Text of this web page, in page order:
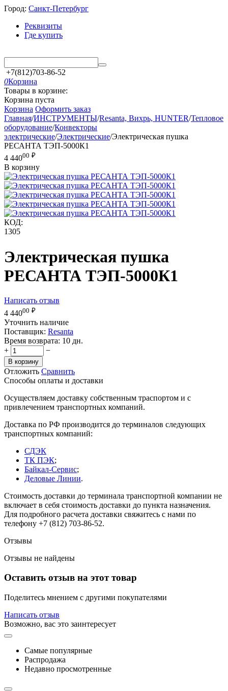
Город: Санкт-Петербург
Реквизиты
Где купить
+7(812)703-86-52
0Корзина
Товары в корзине:
Корзина пуста
Корзина Оформить заказ
Главная/ИНСТРУМЕНТЫ/Resanta, Вихрь, HUNTER/Тепловое
оборудование/Конвекторы
электрические/Электрические/Электрическая пушка
РЕСАНТА ТЭП-5000К1
4 44000 ₽
В корзину
КОД:
1305
Электрическая пушка
РЕСАНТА ТЭП-5000К1
Написать отзыв
4 44000 ₽
Уточнить наличие
Поставщик: Resanta
Время возврата: 10 дн.
+
−
В корзину
Отложить Сравнить
Способы оплаты и доставки
Осуществляем доставку собственным траспортом и с
привлечением транспортных компаний.
Доставка по РФ производится до терминалов следующих
транспортных компаний:
СДЭК
ТК ПЭК;
Байкал-Сервис;
Деловые Линии.
Стоимость доставки до терминала транспортной компании не
включает в себя стоимость доставки до пункта назначения.
Для подробного расчета доставки свяжитесь с нами по
телефону +7 (812) 703-86-52.
Отзывы
Отзывы не найдены
Оставить отзыв на этот товар
Поделитесь мнением с другими покупателями
Написать отзыв
Возможно, вас это заинтересует
Самые популярные
Распродажа
Недавно просмотренные